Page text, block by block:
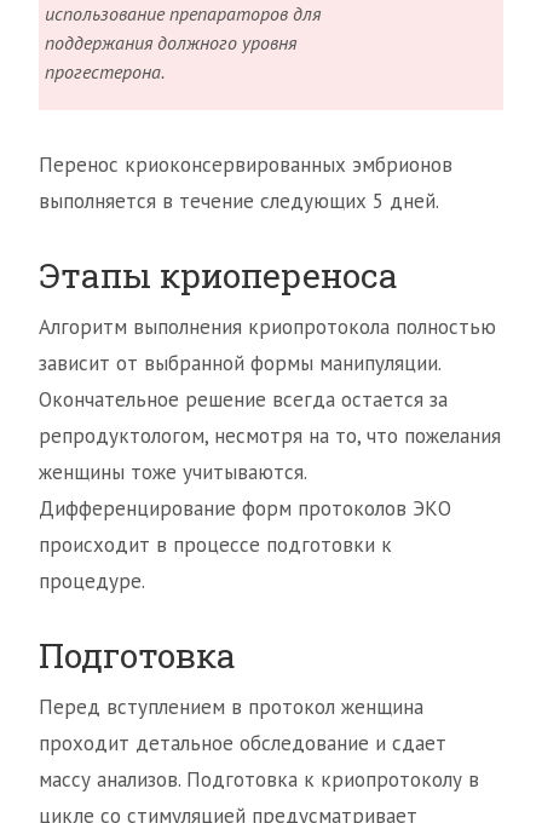
использование препараторов для
поддержания должного уровня
прогестерона.
Перенос криоконсервированных эмбрионов
выполняется в течение следующих 5 дней.
Этапы криопереноса
Алгоритм выполнения криопротокола полностью
зависит от выбранной формы манипуляции.
Окончательное решение всегда остается за
репродуктологом, несмотря на то, что пожелания
женщины тоже учитываются.
Дифференцирование форм протоколов ЭКО
происходит в процессе подготовки к
процедуре.
Подготовка
Перед вступлением в протокол женщина
проходит детальное обследование и сдает
массу анализов. Подготовка к криопротоколу в
цикле со стимуляцией предусматривает